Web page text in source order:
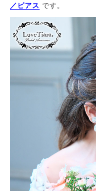
／ピアス です。